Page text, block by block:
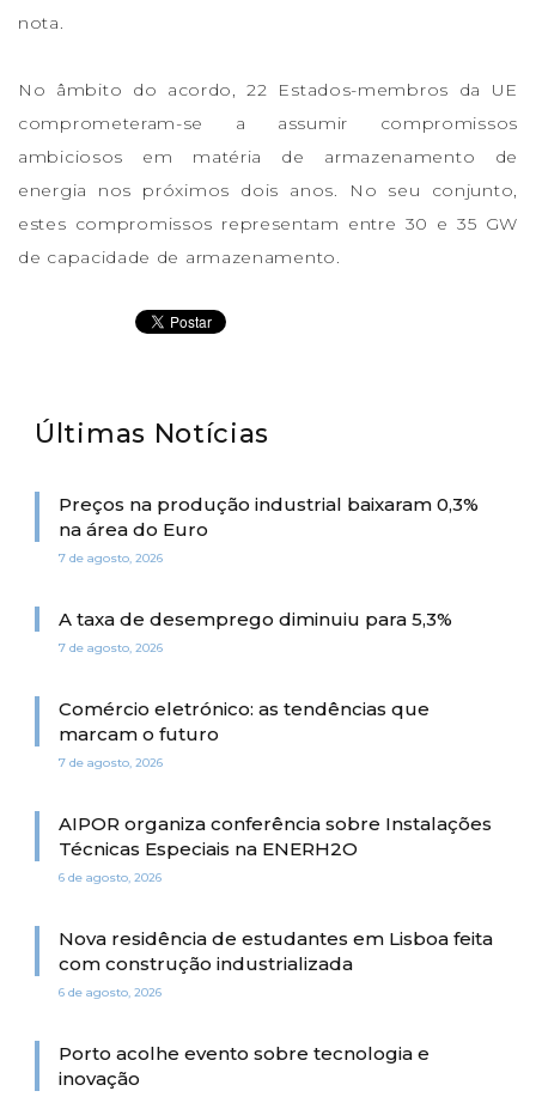
nota.
No âmbito do acordo, 22 Estados-membros da UE
comprometeram-se a assumir compromissos
ambiciosos em matéria de armazenamento de
energia nos próximos dois anos. No seu conjunto,
estes compromissos representam entre 30 e 35 GW
de capacidade de armazenamento.
Últimas Notícias
Preços na produção industrial baixaram 0,3%
na área do Euro
7 de agosto, 2026
A taxa de desemprego diminuiu para 5,3%
7 de agosto, 2026
Comércio eletrónico: as tendências que
marcam o futuro
7 de agosto, 2026
AIPOR organiza conferência sobre Instalações
Técnicas Especiais na ENERH2O
6 de agosto, 2026
Nova residência de estudantes em Lisboa feita
com construção industrializada
6 de agosto, 2026
Porto acolhe evento sobre tecnologia e
inovação